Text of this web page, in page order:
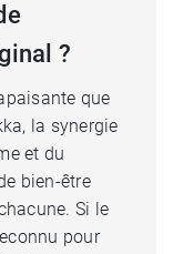
?
que
la synergie
et du
bien-être
Si le
pour